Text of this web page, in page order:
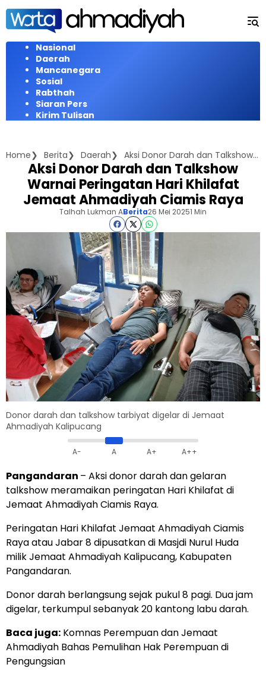
Langsung
konten
Nasional
Daerah
Mancanegara
Sosial
Rabthah
Siaran Pers
Kirim Tulisan
Home Berita Daerah Aksi Donor Darah dan Talkshow Warnai Peringatan Hari Khilafat Jemaat Ahmadiyah Ciamis Raya
Aksi Donor Darah dan Talkshow
Warnai Peringatan Hari Khilafat
Jemaat Ahmadiyah Ciamis Raya
Talhah Lukman ABerita26 Mei 20251 Min
Donor darah dan talkshow tarbiyat digelar di Jemaat
Ahmadiyah Kalipucang
A- A A+ A++
Pangandaran – Aksi donor darah dan gelaran
talkshow meramaikan peringatan Hari Khilafat di
Jemaat Ahmadiyah Ciamis Raya.
Peringatan Hari Khilafat Jemaat Ahmadiyah Ciamis
Raya atau Jabar 8 dipusatkan di Masjdi Nurul Huda
milik Jemaat Ahmadiyah Kalipucang, Kabupaten
Pangandaran.
Donor darah berlangsung sejak pukul 8 pagi. Dua jam
digelar, terkumpul sebanyak 20 kantong labu darah.
Baca juga: Komnas Perempuan dan Jemaat
Ahmadiyah Bahas Pemulihan Hak Perempuan di
Pengungsian